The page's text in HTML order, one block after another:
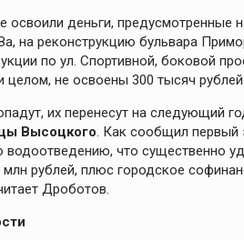
деньги, предусмотренные
на реконструкцию бульвара
по ул. Спортивной, боковой
не освоены 300 тысяч рублей.
их перенесут на следующий
Высоцкого. Как сообщил первый
что существенно
рублей, плюс городское
Дроботов.